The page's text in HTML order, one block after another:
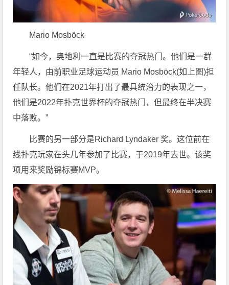
Mario Mosböck
“如今，奥地利一直是比赛的夺冠热门。他们是一群
年轻人，由前职业足球运动员 Mario Mosböck(如上图)担
任队长。他们在2021年打出了最具统治力的表现之一，
他们是2022年扑克世界杯的夺冠热门，但最终在半决赛
中落败。”
比赛的另一部分是Richard Lyndaker 奖。这位前在
线扑克玩家在头几年参加了比赛，于2019年去世。该奖
项用来奖励锦标赛MVP。